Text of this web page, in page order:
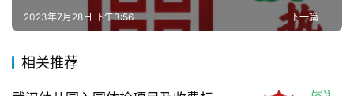
活
百
科
下一篇
2023年7月28日 下午3:56
相关推荐